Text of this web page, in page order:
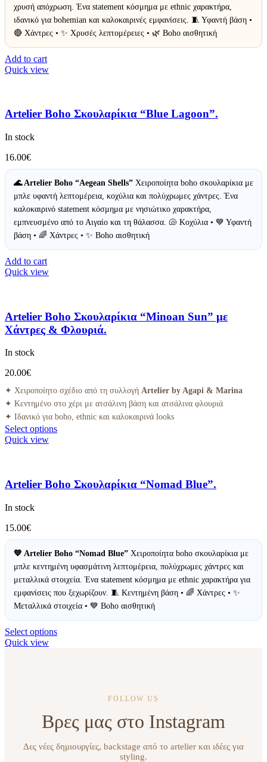
χρυσή απόχρωση. Ένα statement κόσμημα με ethnic χαρακτήρα,
ιδανικό για bohemian και καλοκαιρινές εμφανίσεις. 🧵 Υφαντή βάση •
🔴 Χάντρες • ✨ Χρυσές λεπτομέρειες • 🌿 Boho αισθητική
Add to cart
Quick view
Artelier Boho Σκουλαρίκια “Blue Lagoon”.
In stock
16.00€
🌊 Artelier Boho “Aegean Shells” Χειροποίητα boho σκουλαρίκια με
μπλε υφαντή λεπτομέρεια, κοχύλια και πολύχρωμες χάντρες. Ένα
καλοκαιρινό statement κόσμημα με νησιώτικο χαρακτήρα,
εμπνευσμένο από το Αιγαίο και τη θάλασσα. 🐚 Κοχύλια • 💙 Υφαντή
βάση • 🌈 Χάντρες • ✨ Boho αισθητική
Add to cart
Quick view
Artelier Boho Σκουλαρίκια “Minoan Sun” με
Χάντρες & Φλουριά.
In stock
20.00€
✦ Χειροποίητο σχέδιο από τη συλλογή Artelier by Agapi & Marina
✦ Κεντημένο στο χέρι με ατσάλινη βάση και ατσάλινα φλουριά
✦ Ιδανικό για boho, ethnic και καλοκαιρινά looks
Select options
Quick view
Artelier Boho Σκουλαρίκια “Nomad Blue”.
In stock
15.00€
💙 Artelier Boho “Nomad Blue” Χειροποίητα boho σκουλαρίκια με
μπλε κεντημένη υφασμάτινη λεπτομέρεια, πολύχρωμες χάντρες και
μεταλλικά στοιχεία. Ένα statement κόσμημα με ethnic χαρακτήρα για
εμφανίσεις που ξεχωρίζουν. 🧵 Κεντημένη βάση • 🌈 Χάντρες • ✨
Μεταλλικά στοιχεία • 💙 Boho αισθητική
Select options
Quick view
FOLLOW US
Βρες μας στο Instagram
Δες νέες δημιουργίες, backstage από το artelier και ιδέες για
styling.